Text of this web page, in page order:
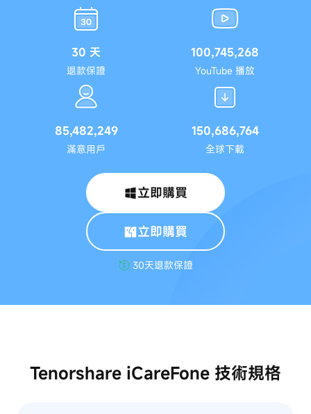
30 天
退款保證
100,745,268
YouTube 播放
85,482,249
滿意用戶
150,686,764
全球下載
立即購買
立即購買
30天退款保證
Tenorshare iCareFone 技術規格